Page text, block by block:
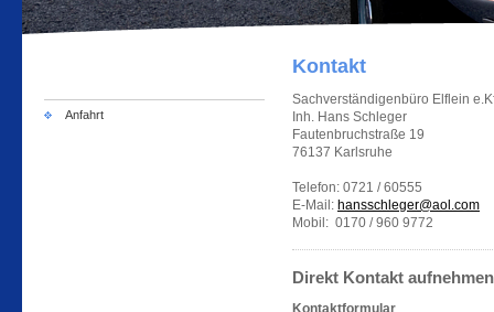
Anfahrt
Kontakt
Sachverständigenbüro Elflein
Inh. Hans Schleger
Fautenbruchstraße 19
76137 Karlsruhe
Telefon: 0721 / 60555
E-Mail: hansschleger@aol.com
Mobil: 0170 / 960 9772
Direkt Kontakt aufnehmen
Kontaktformular